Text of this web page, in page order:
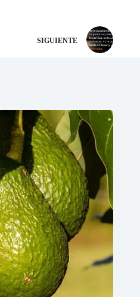
SIGUIENTE